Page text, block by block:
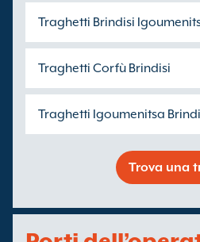
Traghetti Brindisi
Traghetti Corfù Brindisi
Traghetti Igoumenitsa
Trova una